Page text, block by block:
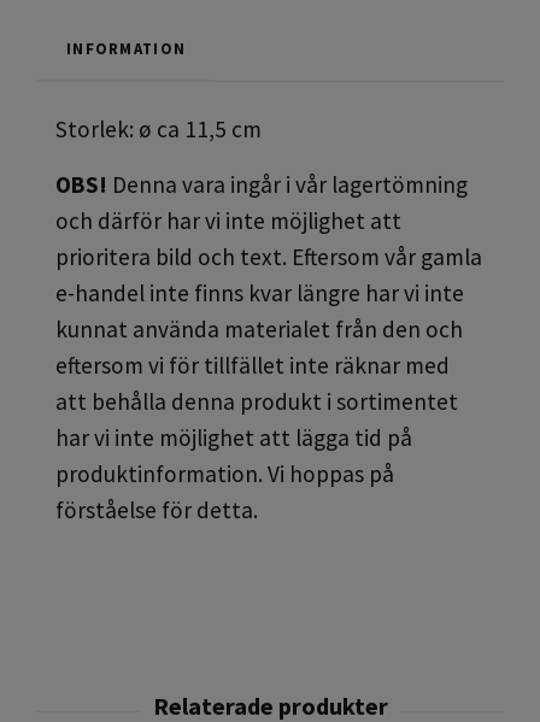
INFORMATION
Storlek: ø ca 11,5 cm
OBS! Denna vara ingår i vår lagertömning
och därför har vi inte möjlighet att
prioritera bild och text. Eftersom vår gamla
e-handel inte finns kvar längre har vi inte
kunnat använda materialet från den och
eftersom vi för tillfället inte räknar med
att behålla denna produkt i sortimentet
har vi inte möjlighet att lägga tid på
produktinformation. Vi hoppas på
förståelse för detta.